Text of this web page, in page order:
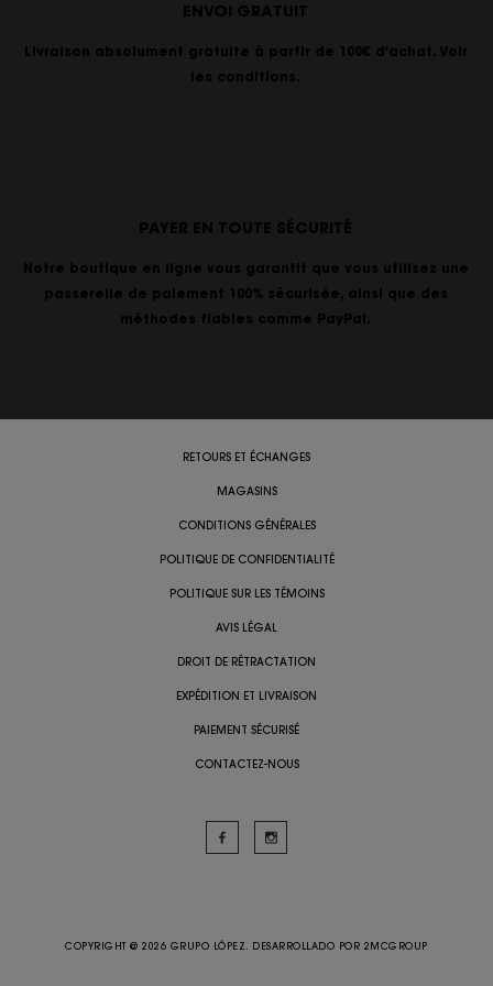
ENVOI GRATUIT
Livraison absolument gratuite à partir de 100€ d'achat. Voir
les conditions.
PAYER EN TOUTE SÉCURITÉ
Notre boutique en ligne vous garantit que vous utilisez une
passerelle de paiement 100% sécurisée, ainsi que des
méthodes fiables comme PayPal.
RETOURS ET ÉCHANGES
MAGASINS
CONDITIONS GÉNÉRALES
POLITIQUE DE CONFIDENTIALITÉ
POLITIQUE SUR LES TÉMOINS
AVIS LÉGAL
DROIT DE RÉTRACTATION
EXPÉDITION ET LIVRAISON
PAIEMENT SÉCURISÉ
CONTACTEZ-NOUS
COPYRIGHT @ 2026 GRUPO LÓPEZ. DESARROLLADO POR 2MCGROUP